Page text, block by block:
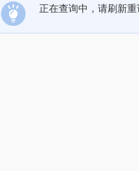
正在查询中，请刷新重